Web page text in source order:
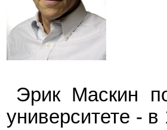
Эрик Маскин
университете - в